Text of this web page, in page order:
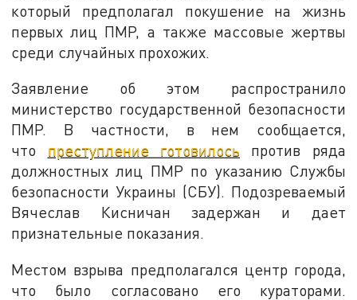
который предполагал покушение на жизнь
первых лиц ПМР, а также массовые жертвы
среди случайных прохожих.
Заявление об этом распространило
министерство государственной безопасности
ПМР. В частности, в нем сообщается,
что преступление готовилось против ряда
должностных лиц ПМР по указанию Службы
безопасности Украины (СБУ). Подозреваемый
Вячеслав Кисничан задержан и дает
признательные показания.
Местом взрыва предполагался центр города,
что было согласовано его кураторами.